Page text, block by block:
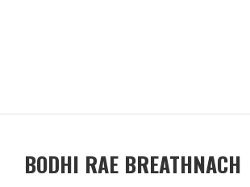
BODHI RAE BREATHNACH